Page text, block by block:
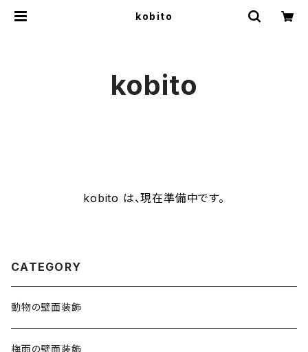
kobito
kobito
kobito は、現在準備中です。
CATEGORY
動物の壁面装飾
梅雨の壁面装飾